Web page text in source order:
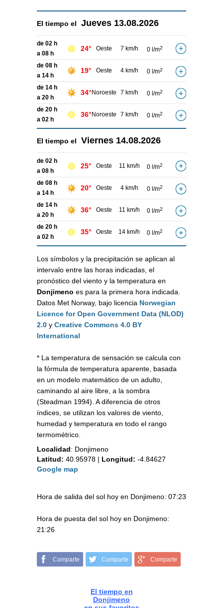
El tiempo el Jueves 13.08.2026
de 02 h
a 08 h
24° Oeste 7 km/h 0 l/m2
de 08 h
a 14 h
19° Oeste 4 km/h 0 l/m2
de 14 h
a 20 h
34° Noroeste 7 km/h 0 l/m2
de 20 h
a 02 h
36° Noroeste 7 km/h 0 l/m2
El tiempo el Viernes 14.08.2026
de 02 h
a 08 h
25° Oeste 11 km/h 0 l/m2
de 08 h
a 14 h
20° Oeste 4 km/h 0 l/m2
de 14 h
a 20 h
36° Oeste 11 km/h 0 l/m2
de 20 h
a 02 h
35° Oeste 14 km/h 0 l/m2
Los símbolos y la precipitación se aplican al
intervalo entre las horas indicadas, el
pronóstico del viento y la temperatura en
Donjimeno es para la primera hora indicada.
Datos Met Norway, bajo licencia Norwegian
Licence for Open Government Data (NLOD)
2.0 y Creative Commons 4.0 BY
International
* La temperatura de sensación se calcula con
la fórmula de temperatura aparente, basada
en un modelo matemático de un adulto,
caminando al aire libre, a la sombra
(Steadman 1994). A diferencia de otros
índices, se utilizan los valores de viento,
humedad y temperatura en todo el rango
termométrico.
Localidad: Donjimeno
Latitud: 40.95978 | Longitud: -4.84627
Google map
Hora de salida del sol hoy en Donjimeno: 07:23
Hora de puesta del sol hoy en Donjimeno:
21:26
Comparte Comparte Comparte
El tiempo en
Donjimeno